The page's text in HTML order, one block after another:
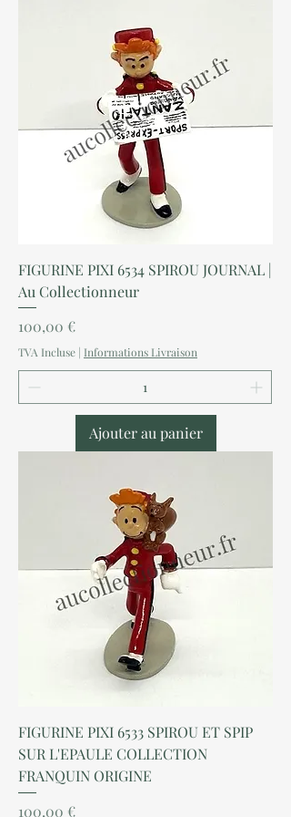
FIGURINE PIXI 6534 SPIROU JOURNAL |
Au Collectionneur
Prix
100,00 €
TVA Incluse | Informations Livraison
Ajouter au panier
FIGURINE PIXI 6533 SPIROU ET SPIP
SUR L'EPAULE COLLECTION
FRANQUIN ORIGINE
Prix
100,00 €